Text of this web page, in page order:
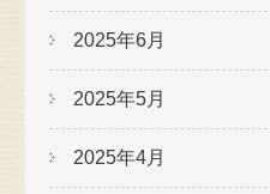
2025年6月
2025年5月
2025年4月